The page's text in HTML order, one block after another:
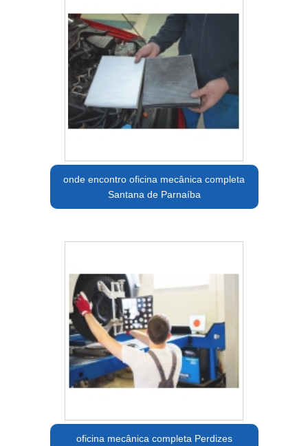
onde encontro oficina mecânica completa
Santana de Parnaíba
oficina mecânica completa Perdizes